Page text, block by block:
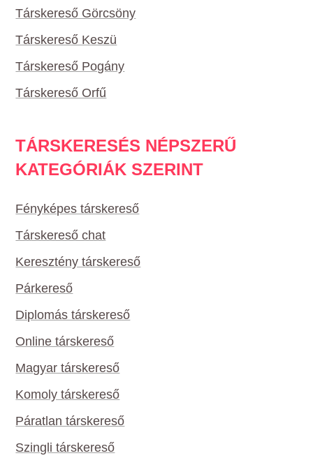
Társkereső Görcsöny
Társkereső Keszü
Társkereső Pogány
Társkereső Orfű
TÁRSKERESÉS NÉPSZERŰ
KATEGÓRIÁK SZERINT
Fényképes társkereső
Társkereső chat
Keresztény társkereső
Párkereső
Diplomás társkereső
Online társkereső
Magyar társkereső
Komoly társkereső
Páratlan társkereső
Szingli társkereső